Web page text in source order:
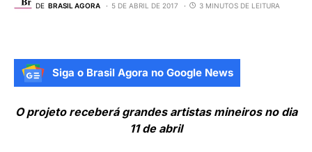
DE BRASIL AGORA 5 DE ABRIL DE 2017 3 MINUTOS DE LEITURA
Siga o Brasil Agora no Google News
O projeto receberá grandes artistas mineiros no dia
11 de abril